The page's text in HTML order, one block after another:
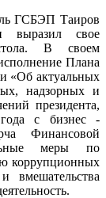
ГСБЭП Таиров
выразил свое
В своем
Плана
«Об актуальных
надзорных и
президента,
с бизнес -
Финансовой
меры по
коррупционных
вмешательства